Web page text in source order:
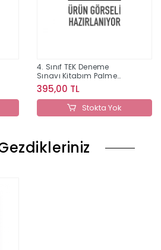
4. Sınıf TEK Deneme
Sınavı Kitabım Palme
Yayınları
395,00 TL
Stokta Yok